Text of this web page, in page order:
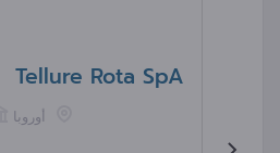
Tellure Rota SpA
أوروبا